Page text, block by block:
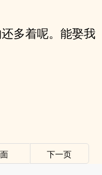
多着呢。能娶我
下一页